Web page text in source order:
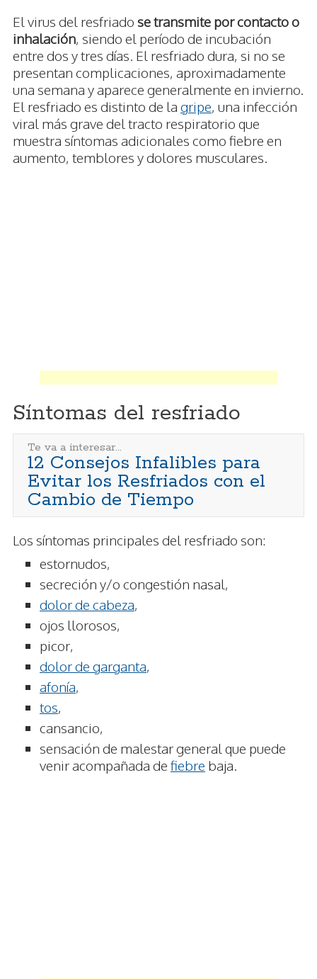
El virus del resfriado se transmite por contacto o
inhalación, siendo el período de incubación
entre dos y tres días. El resfriado dura, si no se
presentan complicaciones, aproximadamente
una semana y aparece generalmente en invierno.
El resfriado es distinto de la gripe, una infección
viral más grave del tracto respiratorio que
muestra síntomas adicionales como fiebre en
aumento, temblores y dolores musculares.
Síntomas del resfriado
Te va a interesar...
12 Consejos Infalibles para
Evitar los Resfriados con el
Cambio de Tiempo
Los síntomas principales del resfriado son:
estornudos,
secreción y/o congestión nasal,
dolor de cabeza,
ojos llorosos,
picor,
dolor de garganta,
afonía,
tos,
cansancio,
sensación de malestar general que puede
venir acompañada de fiebre baja.